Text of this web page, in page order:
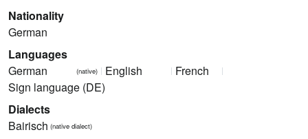
Nationality
German
Languages
German
(native) English
French
Sign language (DE)
Dialects
Bairisch (native dialect)